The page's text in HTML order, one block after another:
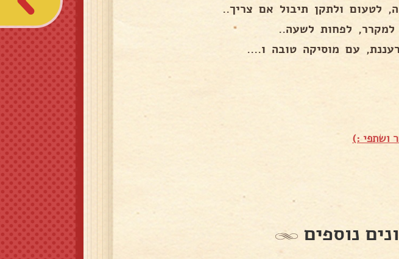
לטעום ולתקן תיבול אם צריך..
למקרר, לפחות לשעה..
עם מוסיקה טובה ו....
ושתפי :)
נוספים